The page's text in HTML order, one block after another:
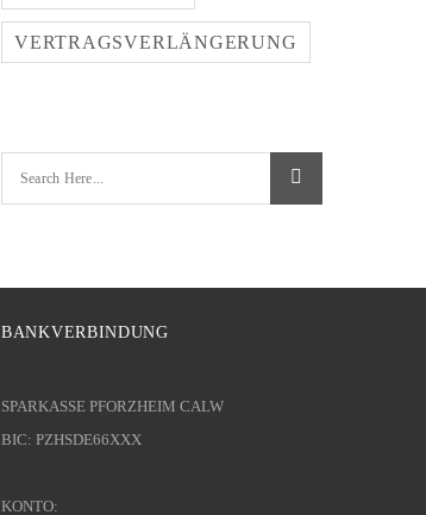
VERTRAGSVERLÄNGERUNG
BANKVERBINDUNG
SPARKASSE PFORZHEIM CALW
BIC: PZHSDE66XXX
KONTO: